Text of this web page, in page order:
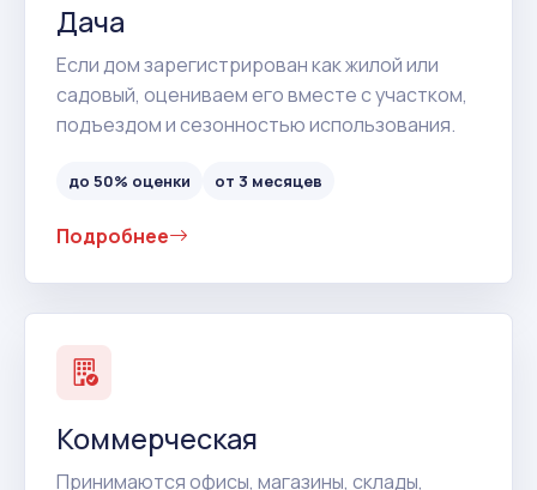
Дача
Если дом зарегистрирован как жилой или
садовый, оцениваем его вместе с участком,
подъездом и сезонностью использования.
до 50% оценки от 3 месяцев
Подробнее
Коммерческая
Принимаются офисы, магазины, склады,